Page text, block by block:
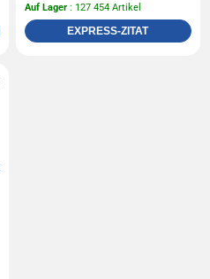
Auf Lager : 127 454 Artikel
EXPRESS-ZITAT